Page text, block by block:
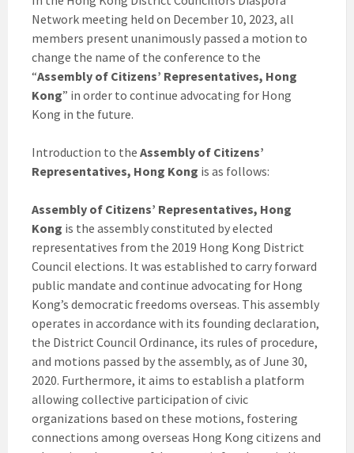
Network meeting held on December 10, 2023, all
members present unanimously passed a motion to
change the name of the conference to the
“Assembly of Citizens’ Representatives, Hong
Kong” in order to continue advocating for Hong
Kong in the future.
Introduction to the Assembly of Citizens’
Representatives, Hong Kong is as follows:
Assembly of Citizens’ Representatives, Hong
Kong is the assembly constituted by elected
representatives from the 2019 Hong Kong District
Council elections. It was established to carry forward
public mandate and continue advocating for Hong
Kong’s democratic freedoms overseas. This assembly
operates in accordance with its founding declaration,
the District Council Ordinance, its rules of procedure,
and motions passed by the assembly, as of June 30,
2020. Furthermore, it aims to establish a platform
allowing collective participation of civic
organizations based on these motions, fostering
connections among overseas Hong Kong citizens and